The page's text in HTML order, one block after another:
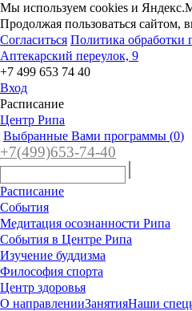
Мы используем cookies и
Продолжая пользоваться сайтом,
Согласиться Политика обработки
Аптекарский переулок, 9
+7 499 653 74 40
Вход
Расписание
Центр Рипа
Выбранные Вами программы (0)
+7(499)653-74-40
Расписание
События
Медитация осознанности Рипа
События в Центре Рипа
Изучение буддизма
Философия спорта
Центр здоровья
О направленииЗанятияНаши